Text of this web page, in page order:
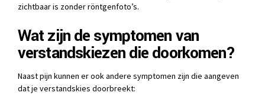
zichtbaar is zonder röntgenfoto’s.
Wat zijn de symptomen van
verstandskiezen die doorkomen?
Naast pijn kunnen er ook andere symptomen zijn die aangeven
dat je verstandskies doorbreekt: